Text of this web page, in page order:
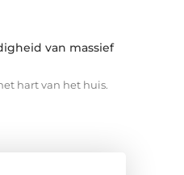
van massief
hart van het huis.